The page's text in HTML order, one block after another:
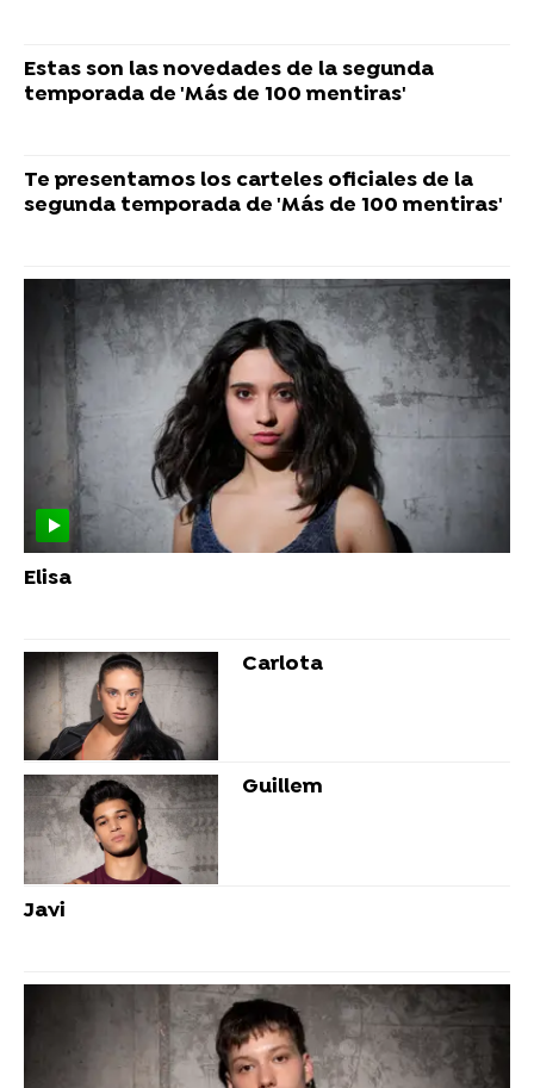
Estas son las novedades de la segunda
temporada de 'Más de 100 mentiras'
Te presentamos los carteles oficiales de la
segunda temporada de 'Más de 100 mentiras'
Elisa
Carlota
Guillem
Javi